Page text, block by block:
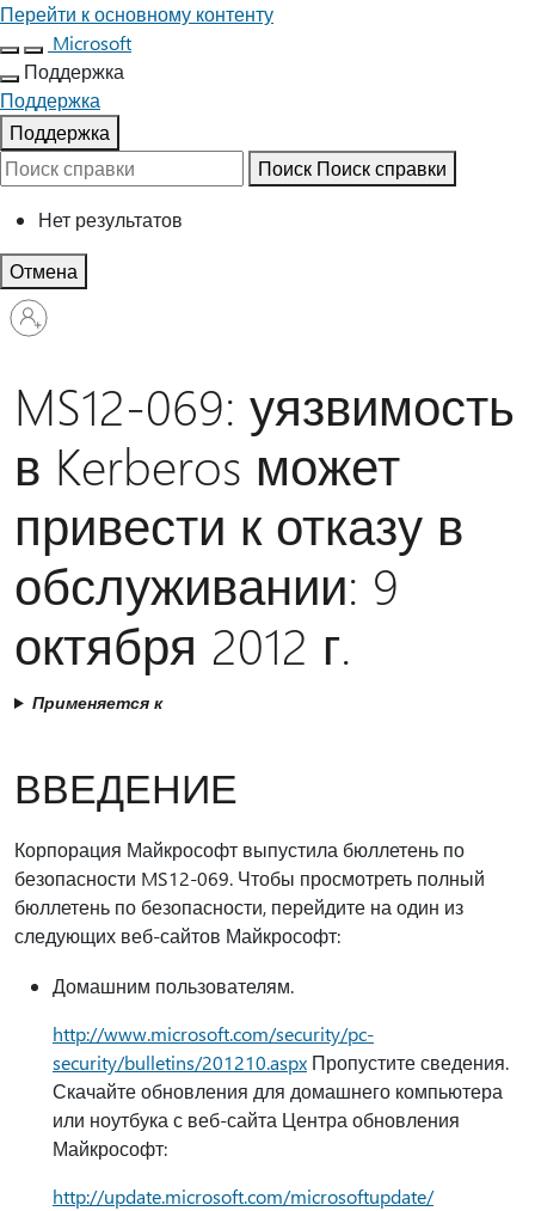
Перейти к основному контенту
Microsoft
Поддержка
Поддержка
Поддержка
Поиск Поиск справки
Нет результатов
Отмена
Войдите
в
MS12-069: уязвимость
в Kerberos может
привести к отказу в
обслуживании: 9
октября 2012 г.
Применяется к
ВВЕДЕНИЕ
Корпорация Майкрософт выпустила бюллетень по
безопасности MS12-069. Чтобы просмотреть полный
бюллетень по безопасности, перейдите на один из
следующих веб-сайтов Майкрософт:
Домашним пользователям.
http://www.microsoft.com/security/pc-
security/bulletins/201210.aspx Пропустите сведения.
Скачайте обновления для домашнего компьютера
или ноутбука с веб-сайта Центра обновления
Майкрософт:
http://update.microsoft.com/microsoftupdate/